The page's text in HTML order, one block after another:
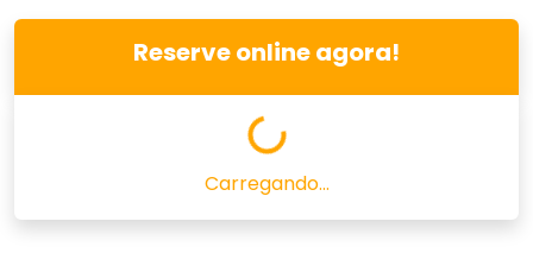
Reserve online agora!
Carregando...